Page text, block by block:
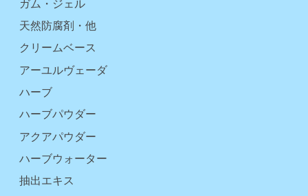
ガム・ジェル
天然防腐剤・他
クリームベース
アーユルヴェーダ
ハーブ
ハーブパウダー
アクアパウダー
ハーブウォーター
抽出エキス